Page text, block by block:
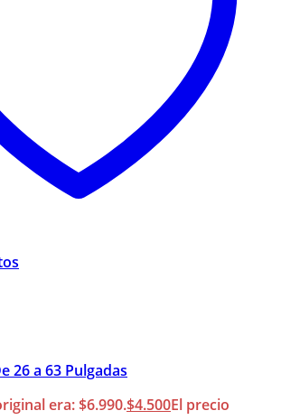
26 a 63 Pulgadas
era: $6.990.$4.500El precio